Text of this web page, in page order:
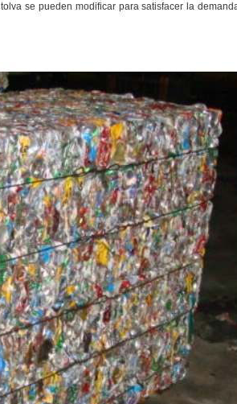
se pueden modificar para satisfacer la